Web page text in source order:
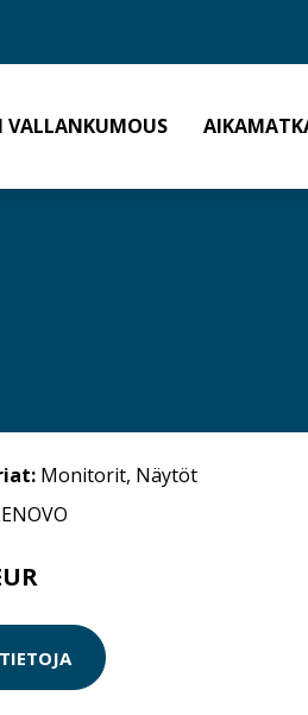
VALLANKUMOUS
Monitorit, Näytöt